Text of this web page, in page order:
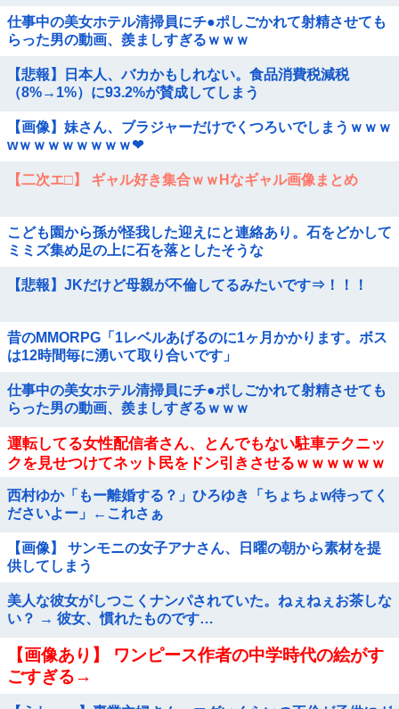
とリプされ「山上君が犯人だとまだ思っておら...
仕事中の美女ホテル清掃員にチ●ポしごかれて射精させても
らった男の動画、羨ましすぎるｗｗｗ
【悲報】日本人、バカかもしれない。食品消費税減税
（8%→1%）に93.2%が賛成してしまう
【画像】妹さん、ブラジャーだけでくつろいでしまうｗｗｗ
wｗｗｗｗｗｗｗｗ❤
【二次エ□】 ギャル好き集合ｗｗHなギャル画像まとめ
こども園から孫が怪我した迎えにと連絡あり。石をどかして
ミミズ集め足の上に石を落としたそうな
【悲報】JKだけど母親が不倫してるみたいです⇒！！！
昔のMMORPG「1レベルあげるのに1ヶ月かかります。ボス
は12時間毎に湧いて取り合いです」
仕事中の美女ホテル清掃員にチ●ポしごかれて射精させても
らった男の動画、羨ましすぎるｗｗｗ
運転してる女性配信者さん、とんでもない駐車テクニッ
クを見せつけてネット民をドン引きさせるｗｗｗｗｗｗ
西村ゆか「もー離婚する？」ひろゆき「ちょちょw待ってく
ださいよー」←これさぁ
【画像】 サンモニの女子アナさん、日曜の朝から素材を提
供してしまう
美人な彼女がしつこくナンパされていた。ねぇねぇお茶しな
い？ → 彼女、慣れたものです…
【画像あり】 ワンピース作者の中学時代の絵がす
ごすぎる→